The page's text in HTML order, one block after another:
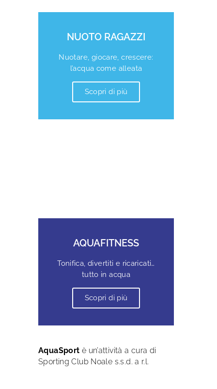
NUOTO RAGAZZI
Nuotare, giocare, crescere:
l’acqua come alleata
Scopri di più
AQUAFITNESS
Tonifica, divertiti e ricaricati…
tutto in acqua
Scopri di più
AquaSport è un’attività a cura di
Sporting Club Noale s.s.d. a r.l.